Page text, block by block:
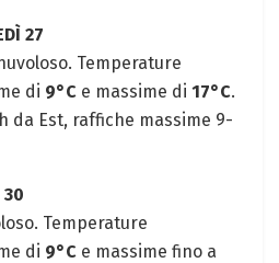
27
Temperature
di 9°C e massime di 17°C.
da Est, raffiche massime 9-
30
Temperature
di 9°C e massime fino a